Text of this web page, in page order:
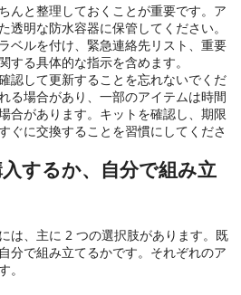
んと整理しておくことが重要です。ア
透明な防水容器に保管してください。
ベルを付け、緊急連絡先リスト、重要
する具体的な指示を含めます。
認して更新することを忘れないでくだ
る場合があり、一部のアイテムは時間
合があります。キットを確認し、期限
ぐに交換することを習慣にしてくださ
するか、自分で組み立
は、主に 2 つの選択肢があります。既
分で組み立てるかです。それぞれのア
。